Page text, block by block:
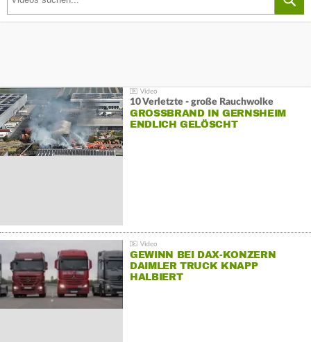
10 Verletzte - große Rauchwolke
GROSSBRAND IN GERNSHEIM E
NDLICH GELÖSCHT
GEWINN BEI DAX-KONZERN
DAIMLER TRUCK KNAPP
HALBIERT